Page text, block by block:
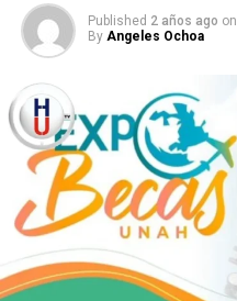
Published 2 años ago on
By Angeles Ochoa